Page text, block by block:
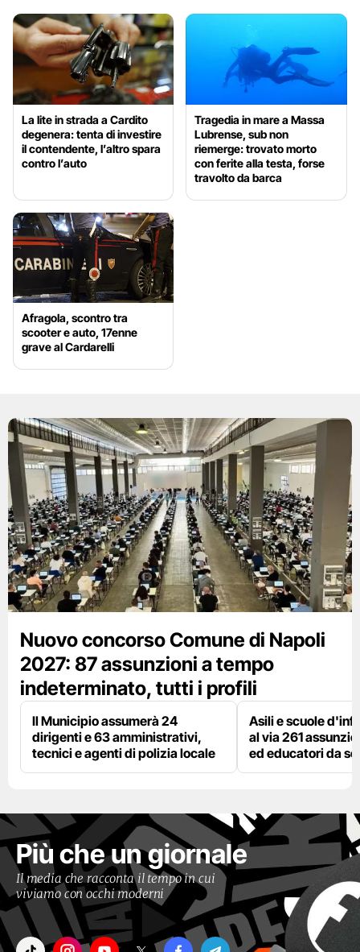
La lite in strada a Cardito
degenera: tenta di investire
il contendente, l’altro spara
contro l’auto
Tragedia in mare a Massa
Lubrense, sub non
riemerge: trovato morto
con ferite alla testa, forse
travolto da barca
Afragola, scontro tra
scooter e auto, 17enne
grave al Cardarelli
Nuovo concorso Comune di Napoli
2027: 87 assunzioni a tempo
indeterminato, tutti i profili
Il Municipio assumerà 24
dirigenti e 63 amministrativi,
tecnici e agenti di polizia locale
Asili e scuole
al via 261
ed educatori da
Più che un giornale
Il media che racconta il tempo in cui
viviamo con occhi moderni